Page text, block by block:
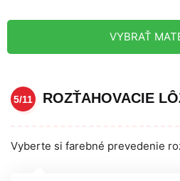
VYBRAŤ
5/11 ROZŤAHOVACIE
Vyberte si farebné prevedenie